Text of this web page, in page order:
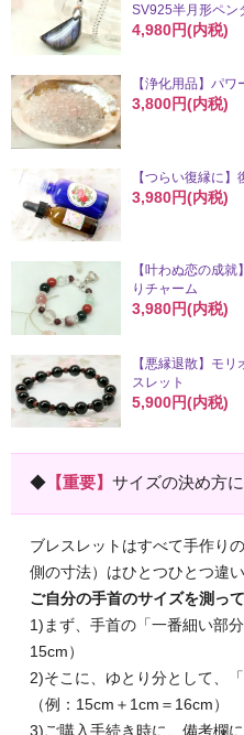
SV925半月形ペン
4,980円(内税)
【浄化用品】パ
3,800円(内税)
【つらい復縁に
3,980円(内税)
【叶わぬ恋の成
りチャーム
3,980円(内税)
【悪縁退散】モ
スレット
5,900円(内税)
◆ 【重要】サイズの決め方
ブレスレットはすべて手作り
側の寸法）はひとつひとつ違
ご自分の手首のサイズを測っ
1)まず、手首の「一番細い部
15cm）
2)そこに、ゆとり分として、
（例：15cm＋1cm＝16cm）
3)ご購入手続き時に、備考欄